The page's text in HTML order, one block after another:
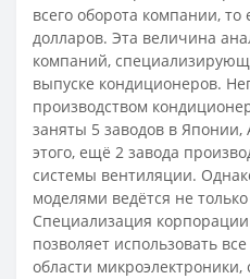
всего оборота компании, то
долларов. Эта величина
компаний,
выпуске кондиционеров.
производством
заняты 5 заводов в
этого, ещё 2 завода
системы вентиляции.
моделями ведётся не
Специализация корпорации
позволяет использовать
области